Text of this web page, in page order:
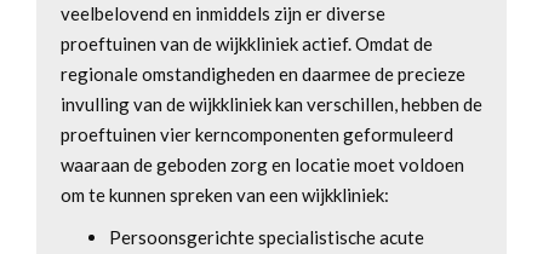
veelbelovend en inmiddels zijn er diverse
proeftuinen van de wijkkliniek actief. Omdat de
regionale omstandigheden en daarmee de precieze
invulling van de wijkkliniek kan verschillen, hebben de
proeftuinen vier kerncomponenten geformuleerd
waaraan de geboden zorg en locatie moet voldoen
om te kunnen spreken van een wijkkliniek:
Persoonsgerichte specialistische acute